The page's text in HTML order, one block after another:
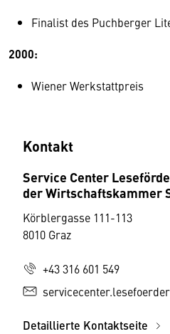
Finalist des Puchberger
2000:
Wiener Werkstattpreis
Kontakt
Service Center
der Wirtschaftskammer
Körblergasse 111-113
8010 Graz
+43 316 601 549
Detaillierte Kontaktseite